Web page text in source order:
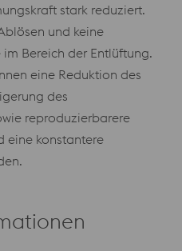
stark reduziert.
und keine
Bereich der Entlüftung.
eine Reduktion des
des
reproduzierbarere
eine konstantere